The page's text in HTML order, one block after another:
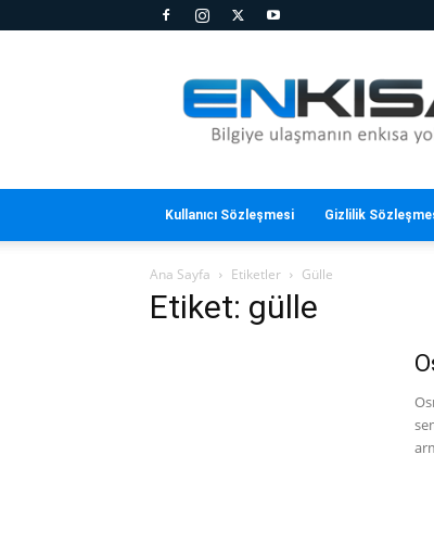
Kısa
Kullanıcı Sözleşmesi Gizlilik
Ana Sayfa Etiketler Gülle
Etiket: gülle